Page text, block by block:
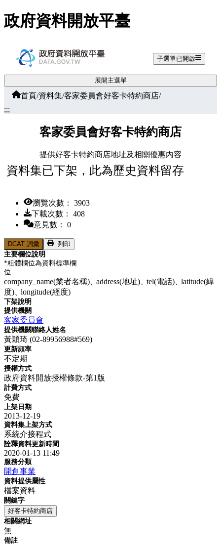
跳至主要內容
政府資料開放平臺
子選單已開啟
展開主選單
首頁/資料集/客家委員會好客卡特約商店/
:::
客家委員會好客卡特約商店
提供好客卡特約商店地址及相關優惠內容
資料集已下架，此為歷史資料留存
瀏覽次數： 3903
下載次數： 408
意見數： 0
DCAT 詞彙
列印
主要欄位說明
*粗體欄位為資料標準欄
位
company_name(業者名稱)、address(地址)、tel(電話)、latitude(緯
度)、longitude(經度)
下架說明
提供機關
客家委員會
提供機關聯絡人姓名
黃穎琦 (02-89956988#569)
更新頻率
不定期
授權方式
政府資料開放授權條款-第1版
計費方式
免費
上架日期
2013-12-19
資料集上架方式
系統介接程式
詮釋資料更新時間
2020-01-13 11:49
服務分類
開創事業
資料提供屬性
檔案資料
關鍵字
好客卡特約商店
相關網址
無
備註